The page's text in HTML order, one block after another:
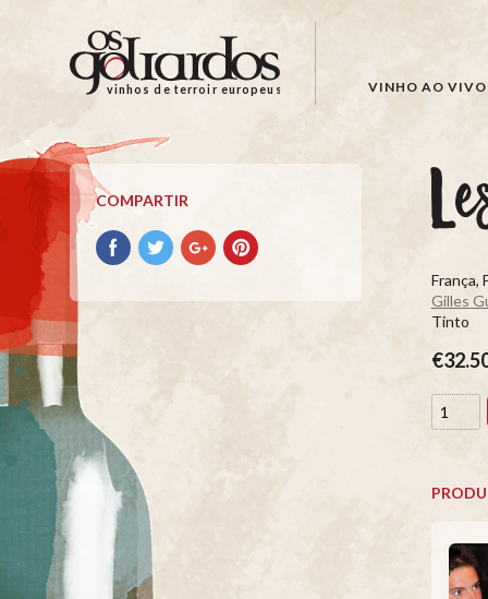
Os
Goliardos
Vinhos
de
Terroir
Europeus
vinhos de terroir europeus VINHO AO
COMPARTIR
Compartir
con
Compartir
con
Compartir
con
Compartir
con
França,
Gilles
Tinto